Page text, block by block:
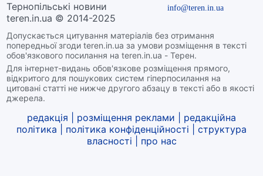
Тернопільські новини
teren.in.ua © 2014-2025
Допускається цитування матеріалів без отримання
попередньої згоди teren.in.ua за умови розміщення в тексті
обов'язкового посилання на teren.in.ua - Терен.
Для інтернет-видань обов'язкове розміщення прямого,
відкритого для пошукових систем гіперпосилання на
цитовані статті не нижче другого абзацу в тексті або в якості
джерела.
info@teren.in.ua
редакція розміщення реклами
редакційна
політика
політика конфіденційності
структура
власності
про нас